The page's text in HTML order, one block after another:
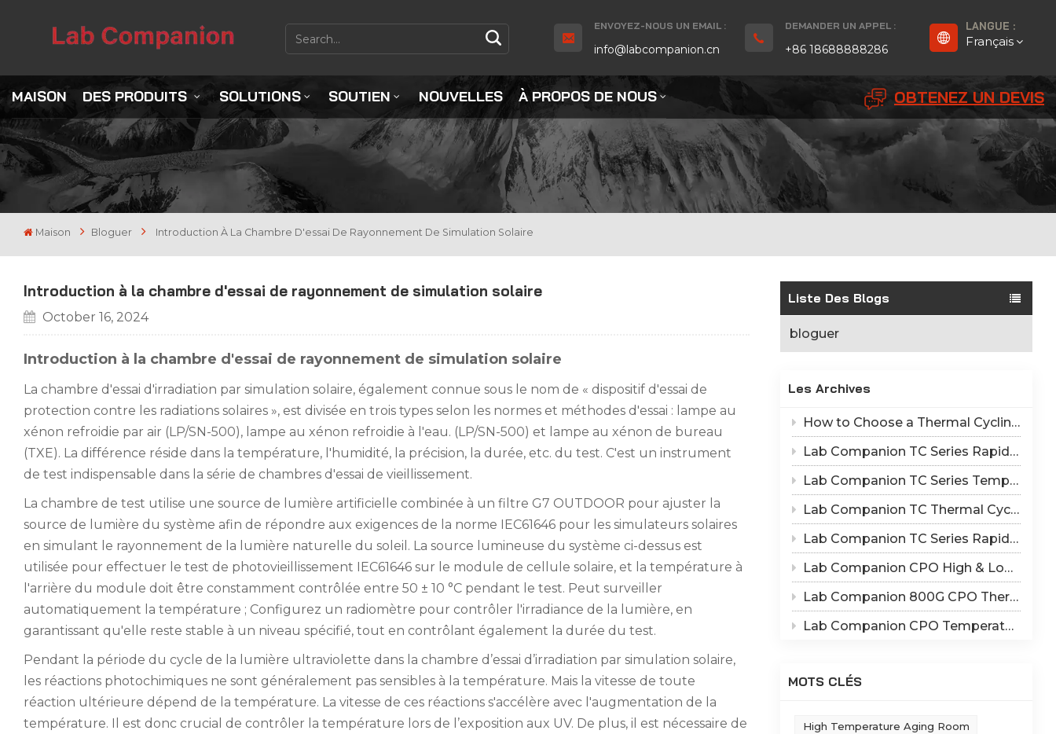
ENVOYEZ-NOUS UN EMAIL :
info@labcompanion.cn
DEMANDER UN APPEL :
+86 18688888286
LANGUE :
Français
Español
日本語
Tiếng Việt
中文
MAISON DES PRODUITS SOLUTIONS SOUTIEN NOUVELLES À PROPOS DE NOUS OBTENEZ UN DEVIS
Maison Bloguer Introduction À La Chambre D'essai De Rayonnement De Simulation Solaire
Liste Des Blogs
bloguer
Les Archives
How to Choose a Thermal Cycling Chamber? Lab Companion TC Series Rapid Temperature Change Chamber Selection Guide
Lab Companion TC Series Rapid Thermal Cycling Chamber: Reproduce Long-Term Thermal Fatigue Failure of Electronic Devices
Lab Companion TC Series Temperature Cycling vs TS Series Thermal Shock Test Chamber – Application & Selection Guide
Lab Companion TC Thermal Cycle vs TS Thermal Shock Test: Mechanisms of Thermo-Mechanical Failure and Equipment Parameter Correlation
Lab Companion TC Series Rapid Temperature Change Chamber: 1℃/min~25℃/min | The Truth of CPO Thermal Cycling Rate
Lab Companion CPO High & Low Temperature Aging Chamber – Ultimate Solution for Silicon Photonics Long-Term Reliability Validation
Lab Companion 800G CPO Thermal Cycling Test Equipment — Reliable Solution for High-Speed Optical Device Qualification
Lab Companion CPO Temperature & Humidity Test Chambers: Reliable Environmental Testing Solutions for Co-packaged Optics Reliability Validation
MOTS CLÉS
High Temperature Aging Room
Introduction à la chambre d'essai de rayonnement de simulation solaire
October 16, 2024
Introduction à la chambre d'essai de rayonnement de simulation solaire
La chambre d'essai d'irradiation par simulation solaire, également connue sous le nom de « dispositif d'essai de
protection contre les radiations solaires », est divisée en trois types selon les normes et méthodes d'essai : lampe au
xénon refroidie par air (LP/SN-500), lampe au xénon refroidie à l'eau. (LP/SN-500) et lampe au xénon de bureau
(TXE). La différence réside dans la température, l'humidité, la précision, la durée, etc. du test. C'est un instrument
de test indispensable dans la série de chambres d'essai de vieillissement.
La chambre de test utilise une source de lumière artificielle combinée à un filtre G7 OUTDOOR pour ajuster la
source de lumière du système afin de répondre aux exigences de la norme IEC61646 pour les simulateurs solaires
en simulant le rayonnement de la lumière naturelle du soleil. La source lumineuse du système ci-dessus est
utilisée pour effectuer le test de photovieillissement IEC61646 sur le module de cellule solaire, et la température à
l'arrière du module doit être constamment contrôlée entre 50 ± 10 °C pendant le test. Peut surveiller
automatiquement la température ; Configurez un radiomètre pour contrôler l'irradiance de la lumière, en
garantissant qu'elle reste stable à un niveau spécifié, tout en contrôlant également la durée du test.
Pendant la période du cycle de la lumière ultraviolette dans la chambre d’essai d’irradiation par simulation solaire,
les réactions photochimiques ne sont généralement pas sensibles à la température. Mais la vitesse de toute
réaction ultérieure dépend de la température. La vitesse de ces réactions s'accélère avec l'augmentation de la
température. Il est donc crucial de contrôler la température lors de l’exposition aux UV. De plus, il est nécessaire de